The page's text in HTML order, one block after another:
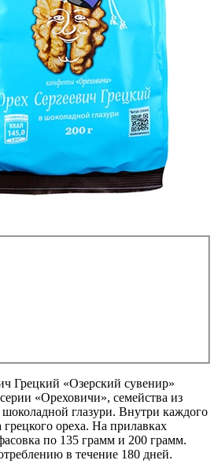
Грецкий «Озерский сувенир»
«Ореховичи», семейства из
глазури. Внутри каждого
ореха. На прилавках
по 135 грамм и 200 грамм.
в течение 180 дней.